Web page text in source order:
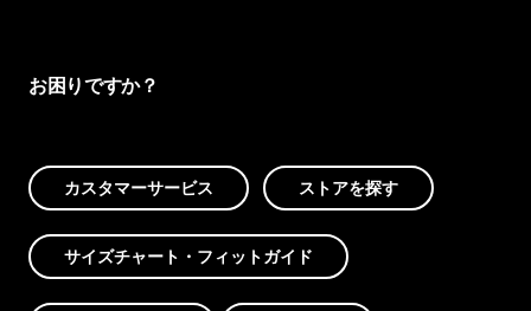
お困りですか？
カスタマーサービス ストアを探す
サイズチャート・フィットガイド